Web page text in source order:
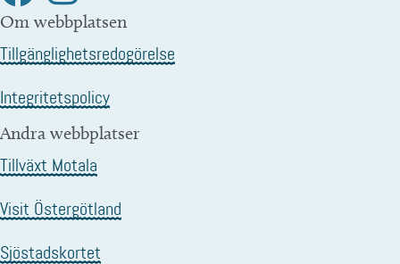
Om webbplatsen
Tillgänglighetsredogörelse
Integritetspolicy
Andra webbplatser
Tillväxt Motala
Visit Östergötland
Sjöstadskortet